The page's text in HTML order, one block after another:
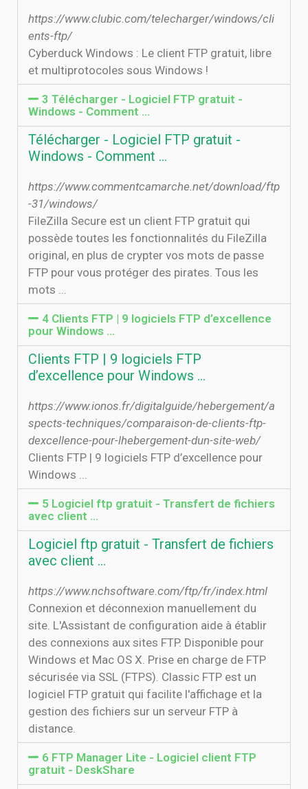
https://www.clubic.com/telecharger/windows/cli
ents-ftp/
Cyberduck Windows : Le client FTP gratuit, libre
et multiprotocoles sous Windows !
3 Télécharger - Logiciel FTP gratuit -
Windows - Comment …
Télécharger - Logiciel FTP gratuit -
Windows - Comment …
https://www.commentcamarche.net/download/ftp
-31/windows/
FileZilla Secure est un client FTP gratuit qui
possède toutes les fonctionnalités du FileZilla
original, en plus de crypter vos mots de passe
FTP pour vous protéger des pirates. Tous les
mots ...
4 Clients FTP | 9 logiciels FTP d’excellence
pour Windows ...
Clients FTP | 9 logiciels FTP
d’excellence pour Windows ...
https://www.ionos.fr/digitalguide/hebergement/a
spects-techniques/comparaison-de-clients-ftp-
dexcellence-pour-lhebergement-dun-site-web/
Clients FTP | 9 logiciels FTP d’excellence pour
Windows ...
5 Logiciel ftp gratuit - Transfert de fichiers
avec client ...
Logiciel ftp gratuit - Transfert de fichiers
avec client ...
https://www.nchsoftware.com/ftp/fr/index.html
Connexion et déconnexion manuellement du
site. L'Assistant de configuration aide à établir
des connexions aux sites FTP. Disponible pour
Windows et Mac OS X. Prise en charge de FTP
sécurisée via SSL (FTPS). Classic FTP est un
logiciel FTP gratuit qui facilite l'affichage et la
gestion des fichiers sur un serveur FTP à
distance.
6 FTP Manager Lite - Logiciel client FTP
gratuit - DeskShare